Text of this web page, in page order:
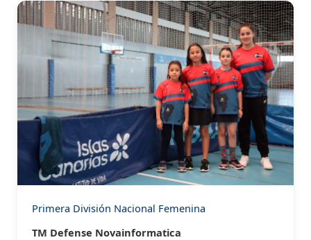
Primera División Nacional Femenina
TM Defense Novainformatica